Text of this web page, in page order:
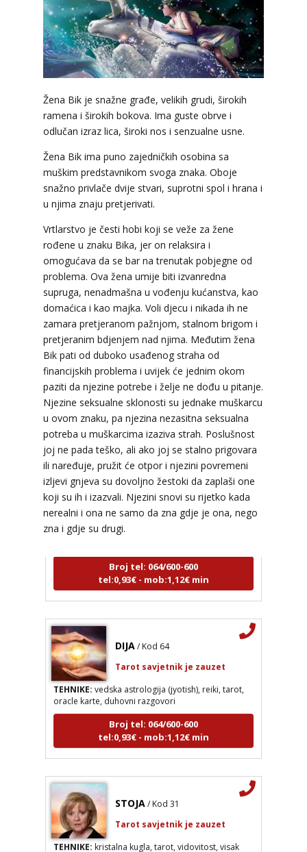
Žena Bik je snažne građe, velikih grudi, širokih
ramena i širokih bokova. Ima guste obrve i
odlučan izraz lica, široki nos i senzualne usne.
Žena Bik ima puno zajedničkih osobina sa
muškim predstavnikom svoga znaka. Oboje
snažno privlače dvije stvari, suprotni spol i hrana i
u njima znaju pretjerivati.
Vrtlarstvo je česti hobi koji se veže za žene
rođene u znaku Bika, jer on relaksira i
omogućava da se bar na trenutak pobjegne od
problema. Ova žena umije biti izvanredna
supruga, nenadmašna u vođenju kućanstva, kao
domaćica i kao majka. Voli djecu i nikada ih ne
zamara pretjeranom pažnjom, stalnom brigom i
pretjeranim bdjenjem nad njima. Međutim žena
Bik pati od duboko usađenog straha od
financijskih problema i uvijek će jednim okom
paziti da njezine potrebe i želje ne dođu u pitanje.
Njezine seksualne sklonosti su jednake muškarcu
u ovom znaku, pa njezina nezasitna seksualna
potreba u muškarcima izaziva strah. Poslušnost
joj ne pada teško, ali ako joj se stalno prigovara
ili naređuje, pružit će otpor i njezini povremeni
izljevi gnjeva su dovoljno žestoki da zaplaši one
koji su ih i izazvali. Njezini snovi su rijetko kada
nerealni i ona ne samo da zna gdje je ona, nego
zna i gdje su drugi.
DINA/ Kod 38
Tarot savjetnik je zauzet
TEHNIKE:numerologija, tarot, sudbinske karte
Broj tel: 064/600-600
tel:0,93€ - mob:1,12€ min
TEHNIKE:vedska astrologija (jyotish), reiki, tarot,
oracle karte, duhovni razgovori
Broj tel: 064/600-600
tel:0,93€ - mob:1,12€ min
TEHNIKE:kristalna kugla, tarot, vidovitost, visak